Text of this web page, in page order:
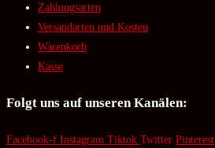
Zahlungsarten
Versandarten und Kosten
Warenkorb
Kasse
Folgt uns auf unseren Kanälen:
Facebook-f Instagram Tiktok Twitter Pinterest